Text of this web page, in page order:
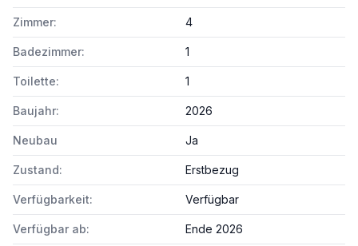
Zimmer: 4
Badezimmer: 1
Toilette: 1
Baujahr: 2026
Neubau Ja
Zustand: Erstbezug
Verfügbarkeit: Verfügbar
Verfügbar ab: Ende 2026